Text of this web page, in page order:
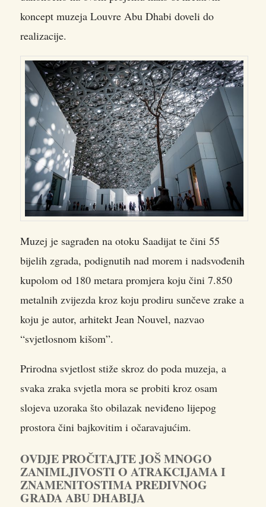
koncept muzeja Louvre Abu Dhabi doveli do
realizacije.
Muzej je sagrađen na otoku Saadijat te čini 55
bijelih zgrada, podignutih nad morem i nadsvođenih
kupolom od 180 metara promjera koju čini 7.850
metalnih zvijezda kroz koju prodiru sunčeve zrake a
koju je autor, arhitekt Jean Nouvel, nazvao
“svjetlosnom kišom”.
Prirodna svjetlost stiže skroz do poda muzeja, a
svaka zraka svjetla mora se probiti kroz osam
slojeva uzoraka što obilazak neviđeno lijepog
prostora čini bajkovitim i očaravajućim.
OVDJE PROČITAJTE JOŠ MNOGO
ZANIMLJIVOSTI O ATRAKCIJAMA I
ZNAMENITOSTIMA PREDIVNOG
GRADA ABU DHABIJA